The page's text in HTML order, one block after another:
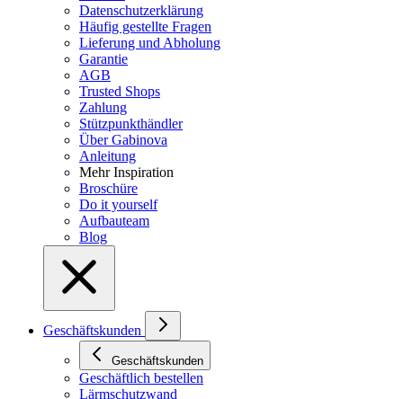
Datenschutzerklärung
Häufig gestellte Fragen
Lieferung und Abholung
Garantie
AGB
Trusted Shops
Zahlung
Stützpunkthändler
Über Gabinova
Anleitung
Mehr Inspiration
Broschüre
Do it yourself
Aufbauteam
Blog
Geschäftskunden
Geschäftskunden
Geschäftlich bestellen
Lärmschutzwand